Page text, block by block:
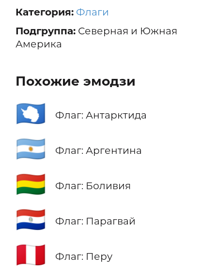
Категория: Флаги
Подгруппа:Северная и Южная
Америка
Похожие эмодзи
🇦🇶 Флаг: Антарктида
🇦🇷 Флаг: Аргентина
🇧🇴 Флаг: Боливия
🇵🇾 Флаг: Парагвай
🇵🇪 Флаг: Перу